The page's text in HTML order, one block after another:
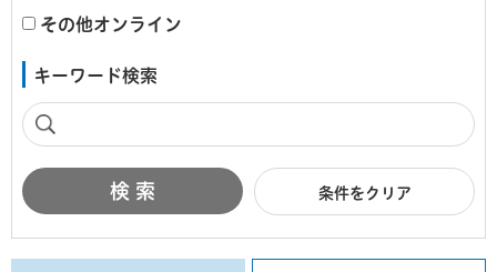
その他オンライン
キーワード検索
条件をクリア